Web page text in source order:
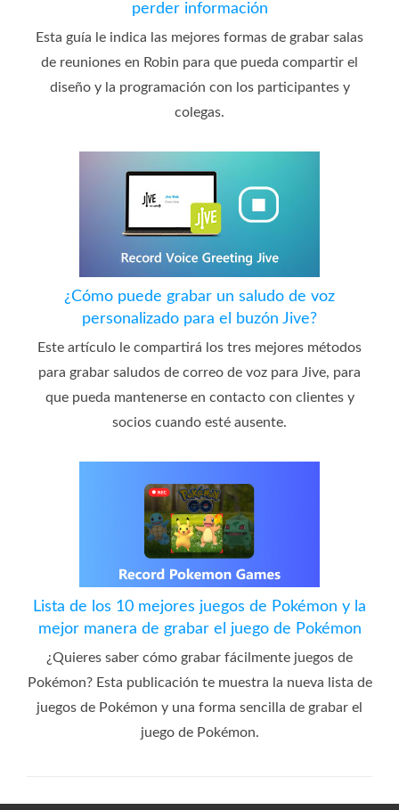
perder información
Esta guía le indica las mejores formas de grabar salas
de reuniones en Robin para que pueda compartir el
diseño y la programación con los participantes y
colegas.
¿Cómo puede grabar un saludo de voz
personalizado para el buzón Jive?
Este artículo le compartirá los tres mejores métodos
para grabar saludos de correo de voz para Jive, para
que pueda mantenerse en contacto con clientes y
socios cuando esté ausente.
Lista de los 10 mejores juegos de Pokémon y la
mejor manera de grabar el juego de Pokémon
¿Quieres saber cómo grabar fácilmente juegos de
Pokémon? Esta publicación te muestra la nueva lista de
juegos de Pokémon y una forma sencilla de grabar el
juego de Pokémon.